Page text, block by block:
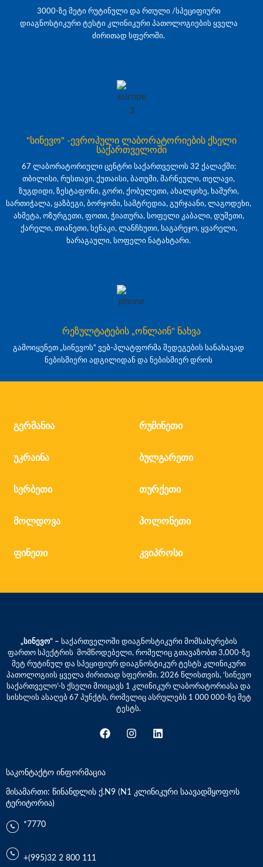
3000-ზე მეტი რუტინული და რთული /სპეციფიური
დიაგნოსტიკური ტესტი კლინიკური პათოლოგიების ყველა
ძირითად სფეროში.
"სინევო" -ევროპული ლაბორატორიების ქსელი
საქართველოში
67 ლაბორატორიული ცენტრი საქართველოს 32 ქალაქში:
თბილისი, რუსთავი, ქუთაისი, ბათუმი, მარნეული, თელავი,
ზუგდიდი, ზესტაფონი, გორი, ქობულეთი, ახალციხე, ხაშური,
სართიჭალა, ყაზბეგი, ბორჯომი, სამტრედია, გურჯაანი, ლაგოდეხი,
ახმეტა, ოზურგეთი, ფოთი, ჭიათურა, სოფელი კაბალი, დუშეთი,
ქარელი, თიანეთი, სენაკი, ლანჩხუთი, საგარეჯო, ყვარელი,
ხარაგაული, სოფელი ნატახტარი.
რეზულტატების „ონლაინ" ნახვა
გამოიყენეთ „სინევოს“ ვებ-პლატფორმა შედეგების სანახავად
ნებისმიერი ადგილიდან და ნებისმიერ დროს
გერმანია რუმინეთი
უკრაინა ბულგარეთი
სერბეთი თურქეთი
მოლდოვა პოლონეთი
ფინეთი კვიპროსი
„სინევო“ – საქართველოში დიაგნოსტიკური მომსახურების
ფართო სპექტრის მომწოდებელი, რომელიც გთავაზობთ 3,000-ზე
მეტ რუტინულ და სპეციფიურ დიაგნოსტიკურ ტესტს კლინიკური
პათოლოგიის ყველა ძირითად სფეროში. 2026 წლისთვის, ‘სინევო
საქართველო’-ს ქსელი მოიცავს 1 კლინიკურ ლაბორატორიასა და
სისხლის ასაღებ 67 პუნქტს, რომელიც ასრულებს 1 000 000-ზე მეტ
ტესტს.
საკონტაქტო ინფორმაცია
მისამართი: წინანდლის ქ.N9 (N1 კლინიკური საავადმყოფოს
ტერიტორია)
*7770
+(995)32 2 800 111